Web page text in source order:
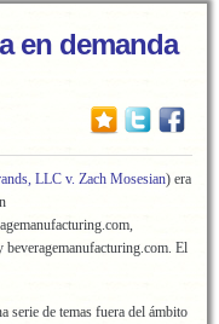
en demanda
LLC v. Zach Mosesian) era
El
serie de temas fuera del ámbito